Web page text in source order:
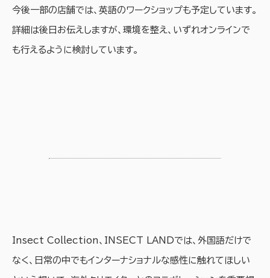
今後一部の店舗では、英語のワークショップも予定しています。
詳細は後日お伝えしますが、環境を整え、いずれオンラインで
も行えるように検討しています。
Insect Collection、INSECT LANDでは、外国語だけで
なく、日常の中でもインターナショナルな感性に触れてほしい